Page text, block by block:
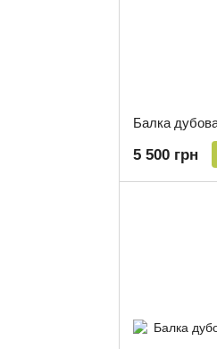
Балка
5 500 грн